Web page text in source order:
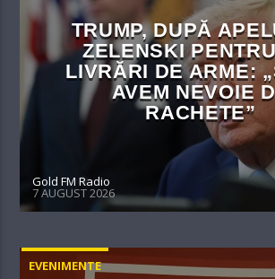
TRUMP, DUPĂ
ZELENSKI
LIVRĂRI DE ARME:
AVEM NEVOIE
RACHETE”
Gold FM Radio
7 AUGUST 2026
EVENIMENTE